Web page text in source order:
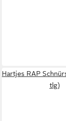
Hartjes RAP
tlg)